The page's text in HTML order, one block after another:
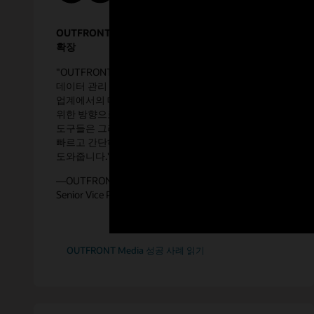
OUTFRONT Media, Oracle Cloud로 데이터 분석
확장
"OUTFRONT Media는 Autonomous Database를 통해
데이터 관리 아키텍처를 간소화하는 것 뿐만 아니라,
업계에서의 데이터 프랜차이즈 소유권을 확보하기
위한 방향으로 나아가고 있습니다. Data Studio와 같은
도구들은 그러한 전환을 한층 쉽게 만들어 주고, 보다
빠르고 간단하게 파트너십을 체결할 수 있도록
도와줍니다."
—OUTFRONT Media, Data Strategy and Analytics,
Senior Vice President, Derek Hayden
OUTFRONT Media 성공 사례 읽기